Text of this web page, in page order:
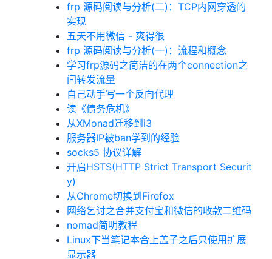
frp 源码阅读与分析(二)：TCP内网穿透的
实现
五天不用微信 - 爽得很
frp 源码阅读与分析(一)：流程和概念
学习frp源码之简洁的在两个connection之
间转发流量
自己动手写一个反向代理
读《债务危机》
从XMonad迁移到i3
服务器IP被ban学到的经验
socks5 协议详解
开启HSTS(HTTP Strict Transport Securit
y)
从Chrome切换到Firefox
网络乞讨之合并支付宝和微信的收款二维码
nomad简明教程
Linux下当笔记本合上盖子之后只使用扩展
显示器